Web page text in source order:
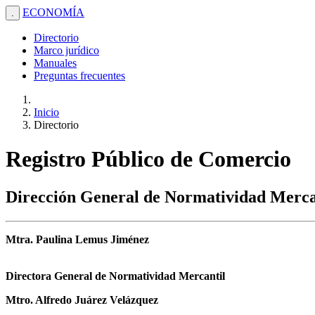
. ECONOMÍA
Directorio
Marco jurídico
Manuales
Preguntas frecuentes
Inicio
Directorio
Registro Público de Comercio
Dirección General de Normatividad
Mtra. Paulina Lemus Jiménez
Directora General de Normatividad Mercantil
Mtro. Alfredo Juárez Velázquez